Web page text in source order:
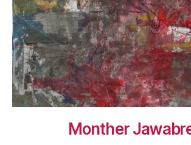
Monther